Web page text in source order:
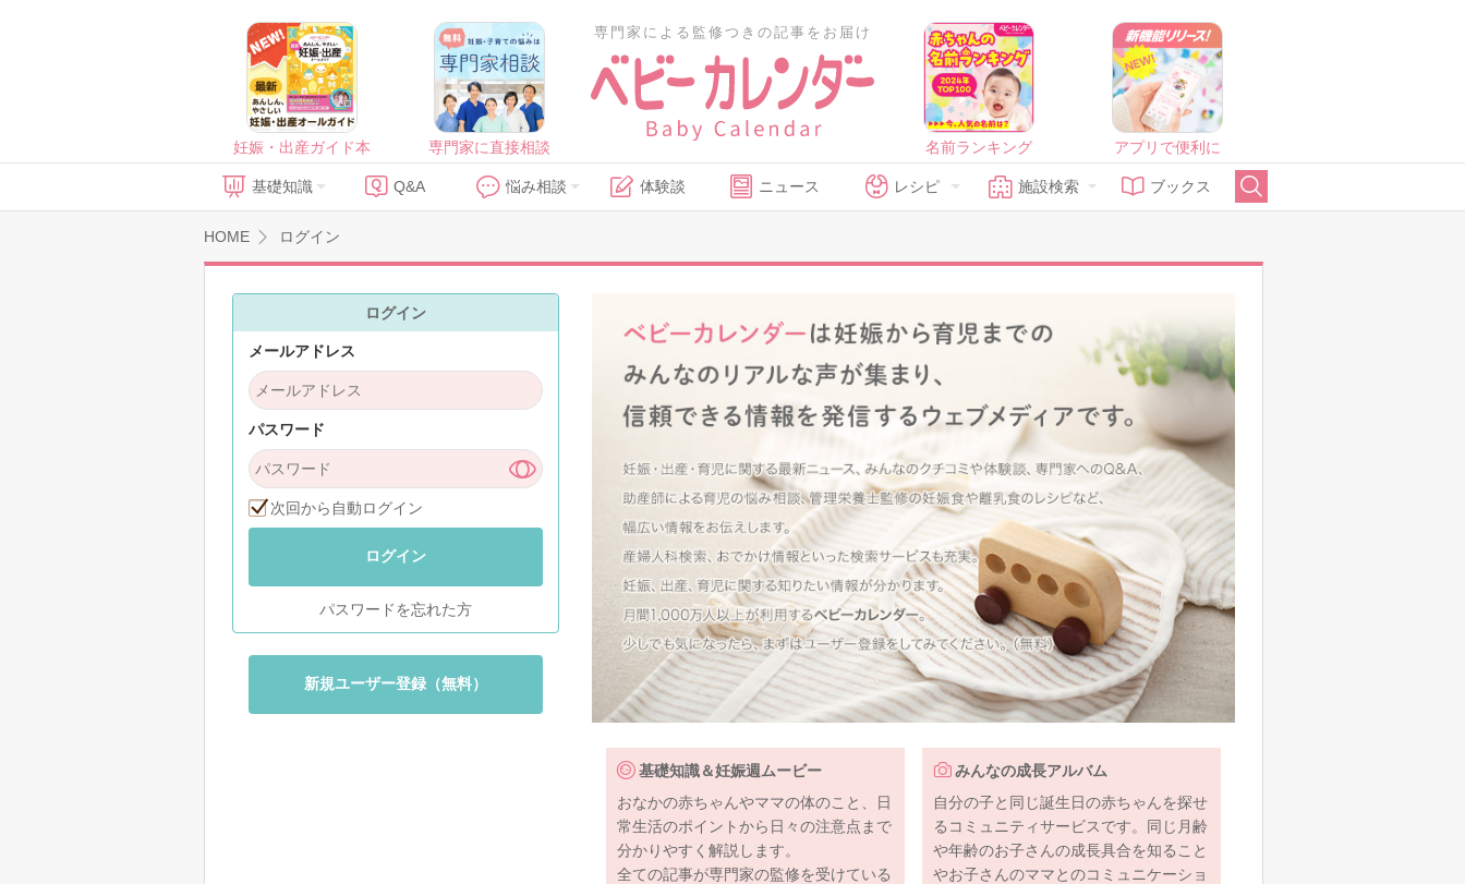
妊娠・出産ガイド本 専門家に直接相談
専門家による監修つきの記事をお届け
名前ランキング アプリで便利に
基礎知識 Q&A 悩み相談 体験談 ニュース レシピ 施設検索 ブックス
HOME ログイン
ログイン
メールアドレス
パスワード
次回から自動ログイン
ログイン
パスワードを忘れた方
新規ユーザー登録（無料）
基礎知識＆妊娠週ムービー
おなかの赤ちゃんやママの体のこと、日
常生活のポイントから日々の注意点まで
分かりやすく解説します。
全ての記事が専門家の監修を受けている
みんなの成長アルバム
自分の子と同じ誕生日の赤ちゃんを探せ
るコミュニティサービスです。同じ月齢
や年齢のお子さんの成長具合を知ること
やお子さんのママとのコミュニケーショ